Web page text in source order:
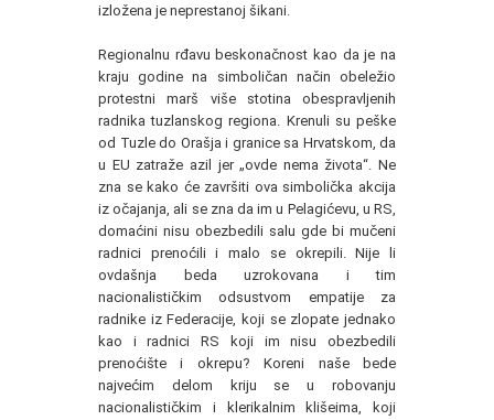
izložena je neprestanoj šikani.
Regionalnu rđavu beskonačnost kao da je na
kraju godine na simboličan način obeležio
protestni marš više stotina obespravljenih
radnika tuzlanskog regiona. Krenuli su peške
od Tuzle do Orašja i granice sa Hrvatskom, da
u EU zatraže azil jer „ovde nema života“. Ne
zna se kako će završiti ova simbolička akcija
iz očajanja, ali se zna da im u Pelagićevu, u RS,
domaćini nisu obezbedili salu gde bi mučeni
radnici prenoćili i malo se okrepili. Nije li
ovdašnja beda uzrokovana i tim
nacionalističkim odsustvom empatije za
radnike iz Federacije, koji se zlopate jednako
kao i radnici RS koji im nisu obezbedili
prenoćište i okrepu? Koreni naše bede
najvećim delom kriju se u robovanju
nacionalističkim i klerikalnim klišeima, koji